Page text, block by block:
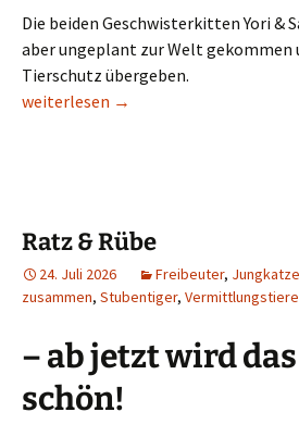
Die beiden Geschwisterkitten Yori &
aber ungeplant zur Welt gekommen
Tierschutz übergeben.
Yori & Saki
weiterlesen →
Ratz & Rübe
24. Juli 2026 Freibeuter,
zusammen, Stubentiger, Vermittlungstiere
– ab jetzt wird
schön!